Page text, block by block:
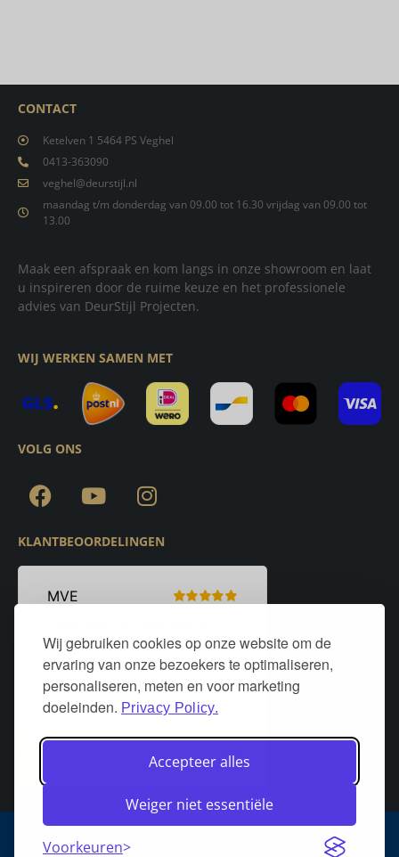
Wij gebruiken cookies op onze website om de
ervaring van onze bezoekers te optimaliseren,
personaliseren, meten en voor marketing
doeleinden. Privacy Policy.
Accepteer alles
Weiger niet essentiële
Voorkeuren
CONTACT
Ketelven 1 5464 PS Veghel
0413-363090
veghel@deurstijl.nl
maandag t/m donderdag van 09.00 tot 16.30 vrijdag van 09.00 tot
13.00
Maak een afspraak en kom langs in onze showroom en laat
u inspireren door de ruime keuze en het professionele
advies van DeurStijl Projecten.
WIJ WERKEN SAMEN MET
VOLG ONS
KLANTBEOORDELINGEN
Algemene voorwaarden Over DeurStijl Projecten